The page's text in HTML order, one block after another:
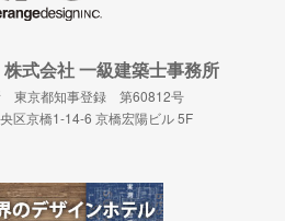
式会社 一級建築士事務所
東京都知事登録 第60812号
区京橋1-14-6 京橋宏陽ビル 5F